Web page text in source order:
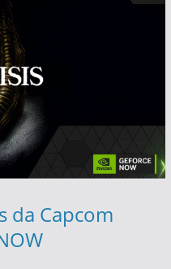
da Capcom